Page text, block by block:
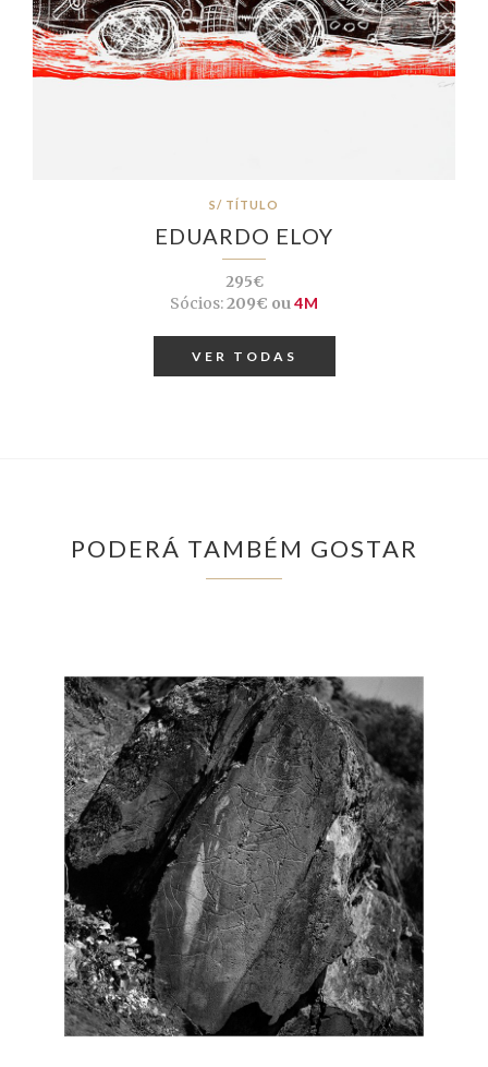
S/ TÍTULO
EDUARDO ELOY
295€
Sócios:209€ ou4M
VER TODAS
PODERÁ TAMBÉM GOSTAR